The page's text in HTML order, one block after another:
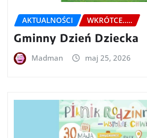
AKTUALNOŚCI WKRÓTCE.....
Gminny Dzień Dziecka
Madman maj 25, 2026